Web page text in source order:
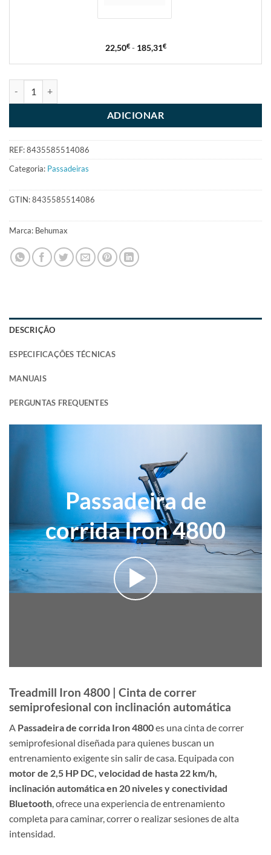
22,50€ - 185,31€
ADICIONAR
REF:8435585514086
Categoria: Passadeiras
GTIN:8435585514086
Marca: Behumax
DESCRIÇÃO
ESPECIFICAÇÕES TÉCNICAS
MANUAIS
PERGUNTAS FREQUENTES
Passadeira de
corrida Iron 4800
Treadmill Iron 4800 | Cinta de correr
semiprofesional con inclinación automática
A Passadeira de corrida Iron 4800es una cinta de correr
semiprofesional diseñada para quienes buscan un
entrenamiento exigente sin salir de casa. Equipada con
motor de 2,5 HP DC, velocidad de hasta 22 km/h,
inclinación automática en 20 niveles y conectividad
Bluetooth, ofrece una experiencia de entrenamiento
completa para caminar, correr o realizar sesiones de alta
intensidad.